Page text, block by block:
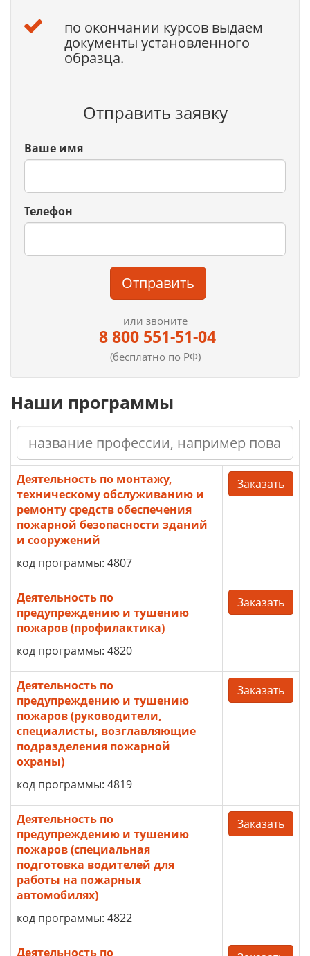
по окончании курсов выдаем
документы установленного
образца.
Отправить заявку
Ваше имя
Телефон
Отправить
или звоните
8 800 551-51-04
(бесплатно по РФ)
Наши программы
Деятельность по монтажу,
техническому обслуживанию и
ремонту средств обеспечения
пожарной безопасности зданий
и сооружений
код программы: 4807
Заказать
Деятельность по
предупреждению и тушению
пожаров (профилактика)
код программы: 4820
Заказать
Деятельность по
предупреждению и тушению
пожаров (руководители,
специалисты, возглавляющие
подразделения пожарной
охраны)
код программы: 4819
Заказать
Деятельность по
предупреждению и тушению
пожаров (специальная
подготовка водителей для
работы на пожарных
автомобилях)
код программы: 4822
Заказать
Деятельность по